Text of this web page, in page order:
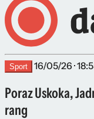
Sport 16/05/26 ·
Poraz Uskoka,
rang